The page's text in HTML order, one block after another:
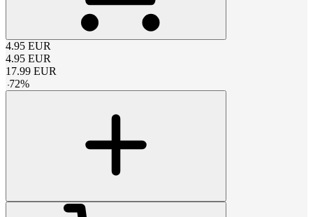
4.95 EUR
4.95 EUR
17.99 EUR
-72%